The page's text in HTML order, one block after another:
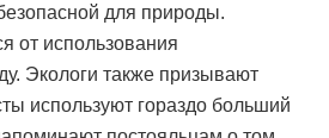
для природы.
от использования
Экологи также призывают
используют гораздо больший